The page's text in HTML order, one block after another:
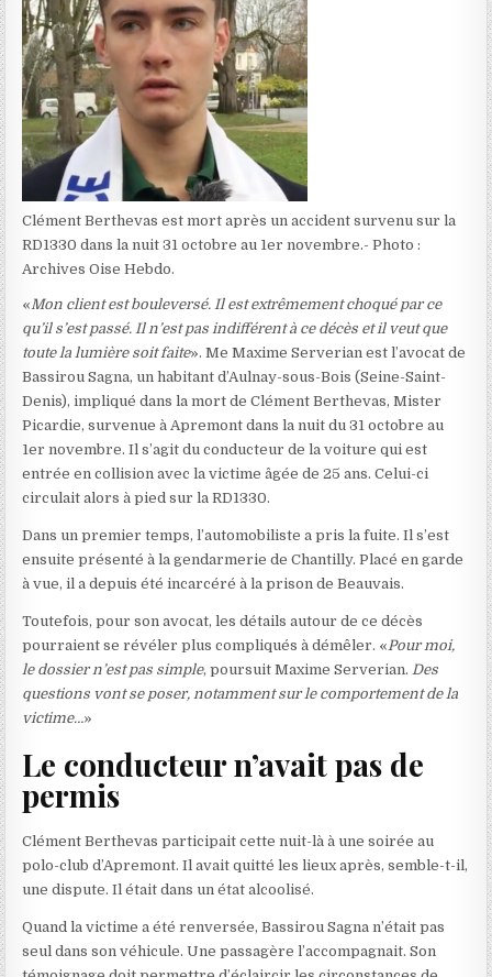
Clément Berthevas est mort après un accident survenu sur la
RD1330 dans la nuit 31 octobre au 1er novembre.- Photo :
Archives Oise Hebdo.
«Mon client est bouleversé. Il est extrêmement choqué par ce
qu’il s’est passé. Il n’est pas indifférent à ce décès et il veut que
toute la lumière soit faite». Me Maxime Serverian est l’avocat de
Bassirou Sagna, un habitant d’Aulnay-sous-Bois (Seine-Saint-
Denis), impliqué dans la mort de Clément Berthevas, Mister
Picardie, survenue à Apremont dans la nuit du 31 octobre au
1er novembre. Il s’agit du conducteur de la voiture qui est
entrée en collision avec la victime âgée de 25 ans. Celui-ci
circulait alors à pied sur la RD1330.
Dans un premier temps, l’automobiliste a pris la fuite. Il s’est
ensuite présenté à la gendarmerie de Chantilly. Placé en garde
à vue, il a depuis été incarcéré à la prison de Beauvais.
Toutefois, pour son avocat, les détails autour de ce décès
pourraient se révéler plus compliqués à démêler. «Pour moi,
le dossier n’est pas simple, poursuit Maxime Serverian.Des
questions vont se poser, notamment sur le comportement de la
victime…»
Le conducteur n’avait pas de
permis
Clément Berthevas participait cette nuit-là à une soirée au
polo-club d’Apremont. Il avait quitté les lieux après, semble-t-il,
une dispute. Il était dans un état alcoolisé.
Quand la victime a été renversée, Bassirou Sagna n’était pas
seul dans son véhicule. Une passagère l’accompagnait. Son